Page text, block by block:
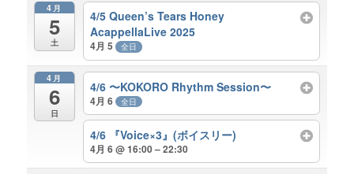
4月
5
土
4/5 Queen’s Tears Honey
AcappellaLive 2025
4月 5 全日
4月
6
日
4/6 〜KOKORO Rhythm Session〜
4月 6 全日
4/6 『Voice×3』(ボイスリー)
4月 6 @ 16:00 – 22:30